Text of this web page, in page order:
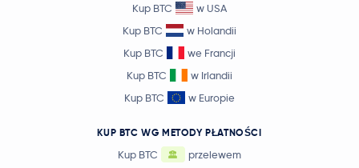
Kup BTC
w USA
Kup BTC
w Holandii
Kup BTC
we Francji
Kup BTC
w Irlandii
Kup BTC
w Europie
KUP BTC WG METODY PŁATNOŚCI
Kup BTC
przelewem